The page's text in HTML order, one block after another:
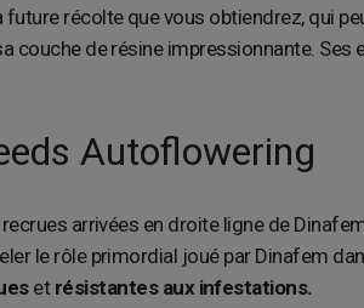
récolte que vous obtiendrez, qui
couche de résine impressionnante.
Autoflowering
arrivées en droite ligne de
le rôle primordial joué par Dinafem
et résistantes aux infestations.